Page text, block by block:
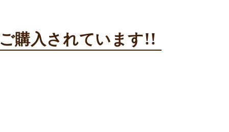
購入されています!!